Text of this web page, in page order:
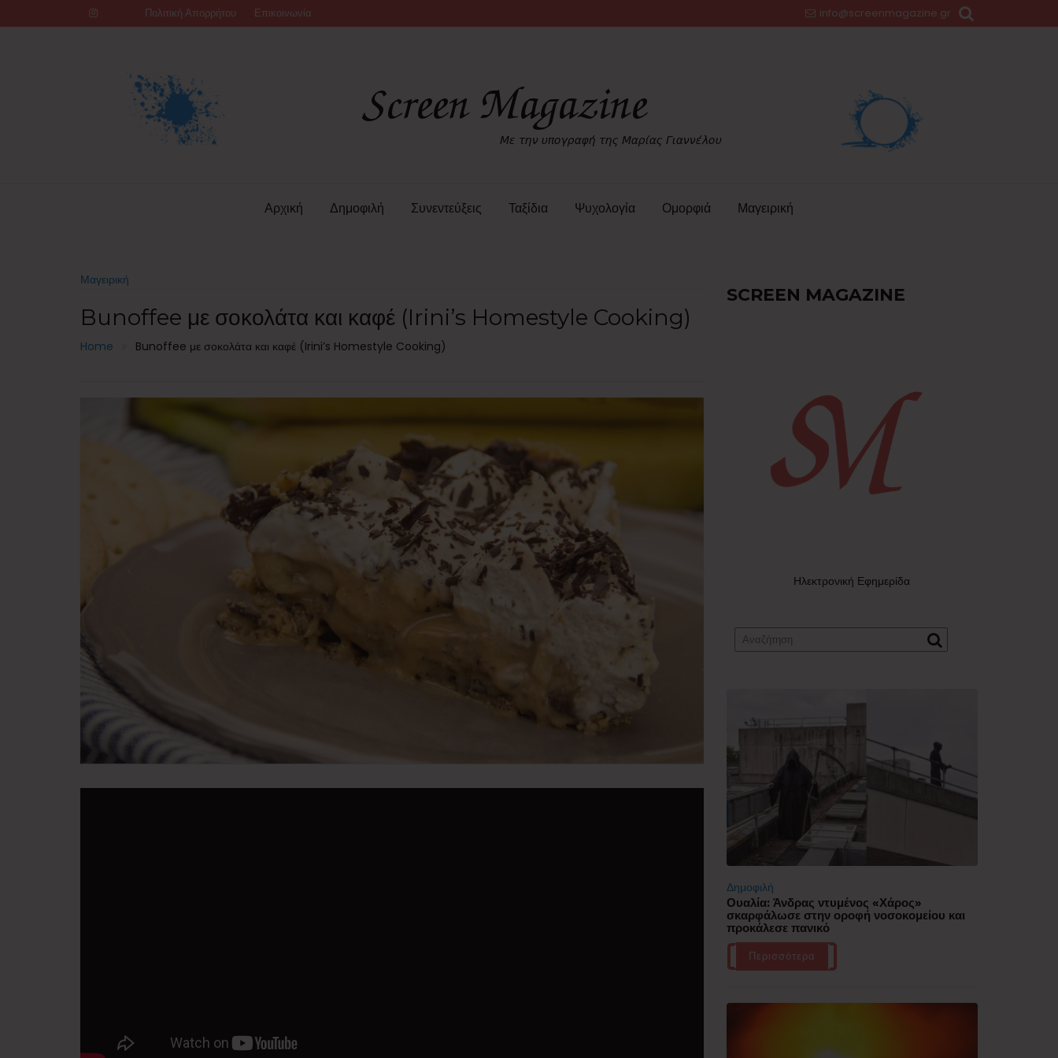
to
Πολιτική Απορρήτου Επικοινωνία info@screenmagazine.gr
Αρχική Δημοφιλή Συνεντεύξεις Ταξίδια Ψυχολογία Ομορφιά Μαγειρική
Μαγειρική
Bunoffee με σοκολάτα και καφέ (Irini’s Homestyle Cooking)
Home Bunoffee με σοκολάτα και καφέ (Irini’s Homestyle Cooking)
SCREEN MAGAZINE
Ηλεκτρονική Εφημερίδα
Δημοφιλή
Ουαλία: Άνδρας ντυμένος «Χάρος»
σκαρφάλωσε στην οροφή νοσοκομείου και
προκάλεσε πανικό
Περισσότερα